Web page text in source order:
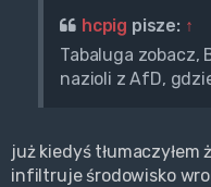
hcpig pisze: ↑
Tabaluga zobacz,
nazioli z AfD,
już kiedyś
infiltruje środowisko